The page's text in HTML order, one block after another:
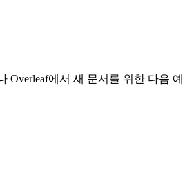
Overleaf에서 새 문서를 위한 다음 예